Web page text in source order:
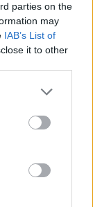
parties on the
may
IAB’s List of
it to other
Google
may click to
tags to
Google
καστ
(Walker
David),